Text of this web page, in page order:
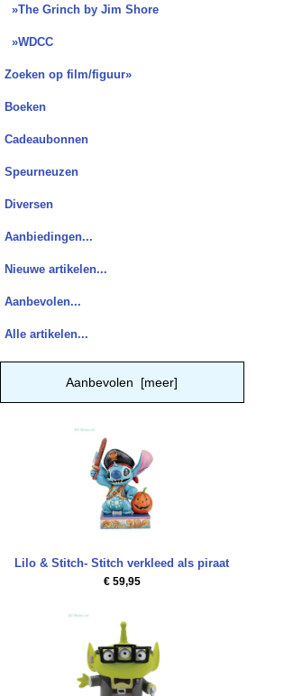
»The Grinch by Jim Shore
»WDCC
Zoeken op film/figuur»
Boeken
Cadeaubonnen
Speurneuzen
Diversen
Aanbiedingen...
Nieuwe artikelen...
Aanbevolen...
Alle artikelen...
Aanbevolen [meer]
Lilo & Stitch- Stitch verkleed als piraat
€ 59,95